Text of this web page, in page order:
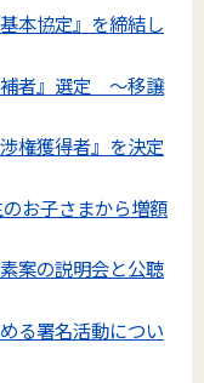
本協定』を締結し
補者』選定 ～移譲
権獲得者』を決定
お子さまから増額
案の説明会と公聴
る署名活動につい